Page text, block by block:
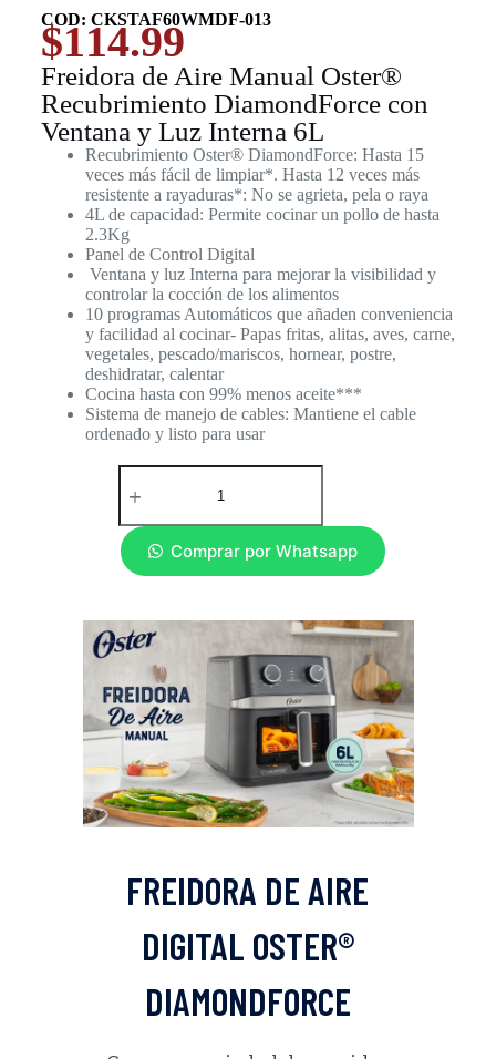
COD: CKSTAF60WMDF-013
$114.99
Freidora de Aire Manual Oster®
Recubrimiento DiamondForce con
Ventana y Luz Interna 6L
Recubrimiento Oster® DiamondForce: Hasta 15
veces más fácil de limpiar*. Hasta 12 veces más
resistente a rayaduras*: No se agrieta, pela o raya
4L de capacidad: Permite cocinar un pollo de hasta
2.3Kg
Panel de Control Digital
Ventana y luz Interna para mejorar la visibilidad y
controlar la cocción de los alimentos
10 programas Automáticos que añaden conveniencia
y facilidad al cocinar- Papas fritas, alitas, aves, carne,
vegetales, pescado/mariscos, hornear, postre,
deshidratar, calentar
Cocina hasta con 99% menos aceite***
Sistema de manejo de cables: Mantiene el cable
ordenado y listo para usar
Comprar por Whatsapp